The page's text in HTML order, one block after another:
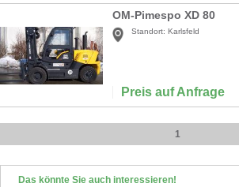
OM-Pimespo XD 80
Standort: Karlsfeld
Preis auf Anfrage
1
Das könnte Sie auch interessieren!